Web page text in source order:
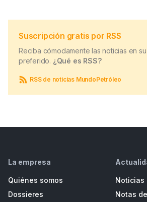
Suscripción gratis por RSS
Reciba cómodamente las noticias en
preferido. ¿Qué es RSS?
RSS de noticias MundoPetróleo
La empresa
Quiénes somos
Dossieres
Noticias
Notas